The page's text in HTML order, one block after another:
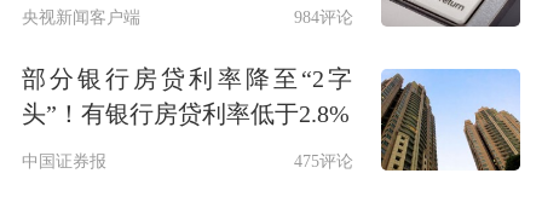
望后市，黄金价格的上涨趋势保持不
变。然而，中期来看，近一段时间黄金
价格可能会面临一定的下跌压力，这种
下跌压力与技术周期及时间拉长有关。
央视新闻客户端 984评论
部分银行房贷利率降至“2字
头”！有银行房贷利率低于2.8%
中国证券报 475评论